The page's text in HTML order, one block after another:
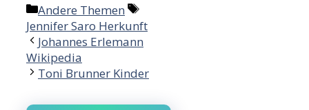
Categories
Andere Themen
Tags
Jennifer Saro Herkunft
Johannes Erlemann
Wikipedia
Toni Brunner Kinder